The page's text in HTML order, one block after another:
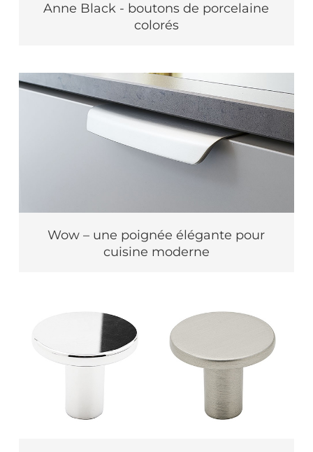
Anne Black - boutons de porcelaine
colorés
Wow – une poignée élégante pour
cuisine moderne